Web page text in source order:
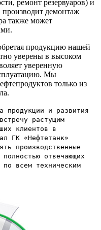
ремонт резервуаров) и
демонтаж
также может
продукцию нашей
уверены в высоком
уверенную
Мы
только из
продукции и развития
растущим
клиентов в
ГК «Нефтетанк»
производственные
отвечающих
по всем техническим